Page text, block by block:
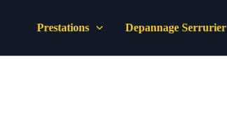
Prestations Depannage Serrurier